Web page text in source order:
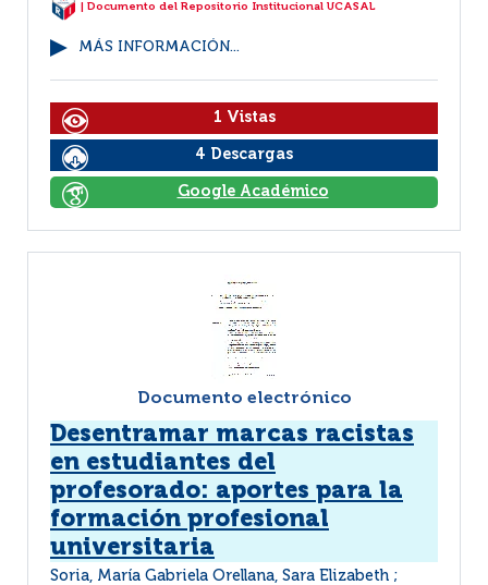
| Documento del Repositorio Institucional UCASAL
MÁS INFORMACIÓN...
1 Vistas
4 Descargas
Google Académico
Documento electrónico
Desentramar marcas racistas
en estudiantes del
profesorado: aportes para la
formación profesional
universitaria
Soria, María Gabriela Orellana, Sara Elizabeth ;